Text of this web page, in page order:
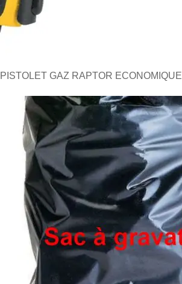
PISTOLET GAZ RAPTOR ECONOMIQUE